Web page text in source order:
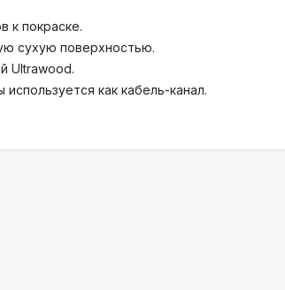
к покраске.
сухую поверхностью.
Ultrawood.
как кабель-канал.